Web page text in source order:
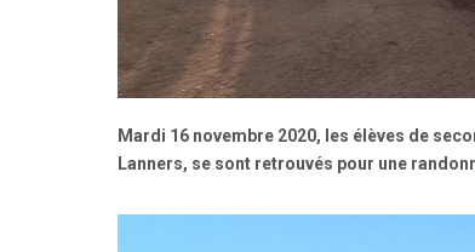
Mardi 16 novembre 2020, les élèves de
Lanners, se sont retrouvés pour une